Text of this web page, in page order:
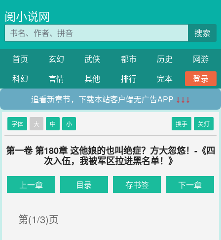
阅小说网
搜索
首页 玄幻 武侠 都市 历史
网游
科幻
言情 其他 排行 完本
登录
追看新章节，下载本站客户端无广告APP ↓↓↓
字体 大 中 小 换手 关灯
第一卷 第180章 这他娘的也叫绝症？方大忽悠！-《四
次入伍，我被军区拉进黑名单！》
上一章 目录 存书签 下一章
第(1/3)页